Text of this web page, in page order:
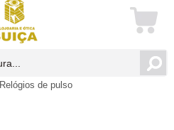
Relógios de pulso